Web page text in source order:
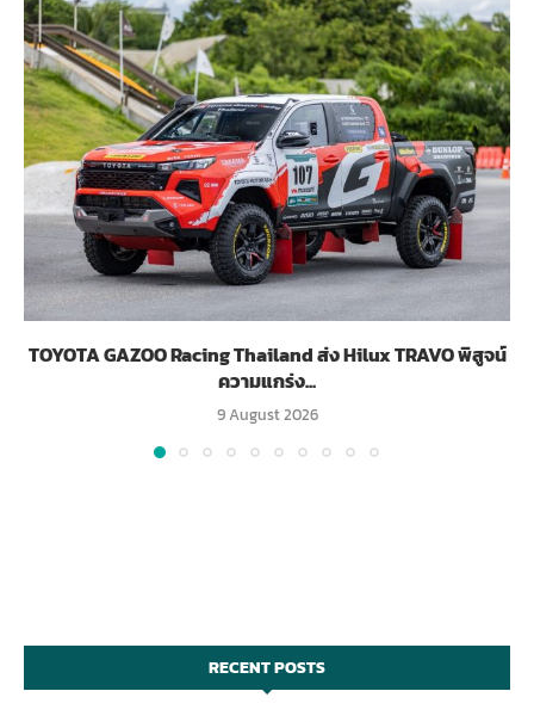
TOYOTA GAZOO Racing Thailand ส่ง Hilux TRAVO พิสูจน์
ความแกร่ง...
9 August 2026
RECENT POSTS